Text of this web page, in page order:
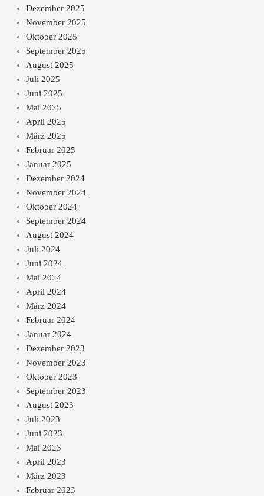
Dezember 2025
November 2025
Oktober 2025
September 2025
August 2025
Juli 2025
Juni 2025
Mai 2025
April 2025
März 2025
Februar 2025
Januar 2025
Dezember 2024
November 2024
Oktober 2024
September 2024
August 2024
Juli 2024
Juni 2024
Mai 2024
April 2024
März 2024
Februar 2024
Januar 2024
Dezember 2023
November 2023
Oktober 2023
September 2023
August 2023
Juli 2023
Juni 2023
Mai 2023
April 2023
März 2023
Februar 2023